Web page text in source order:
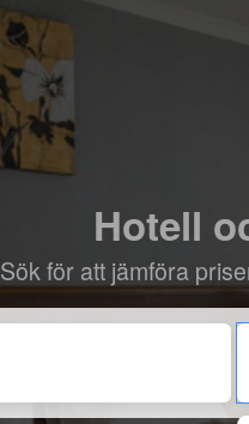
Hotell
Sök för att jämföra